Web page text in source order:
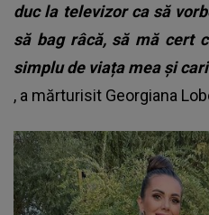
duc la televizor ca să
să bag râcă, să mă cert
simplu de viața mea și
, a mărturisit Georgiana